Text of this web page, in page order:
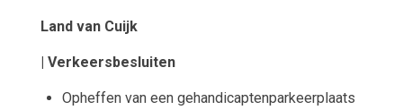
Land van Cuijk
| Verkeersbesluiten
Opheffen van een gehandicaptenparkeerplaats